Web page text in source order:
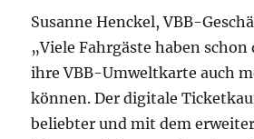
Susanne Henckel, VBB-
„Viele Fahrgäste haben
ihre VBB-Umweltkarte auch
können. Der digitale
beliebter und mit dem